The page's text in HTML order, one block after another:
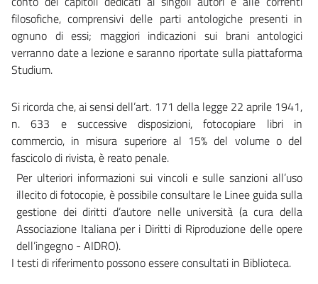
filosofiche, comprensivi delle parti antologiche presenti in
ognuno di essi; maggiori indicazioni sui brani antologici
verranno datea lezione esaranno riportate sulla piattaforma
Studium.
Si ricorda che, ai sensi dell’art. 171 della legge 22 aprile 1941,
n. 633 e successive
disposizioni, fotocopiare libri in
commercio, in misura superiore al 15% del volume o del
fascicolodi rivista, è reato penale.
Per ulteriori informazioni sui vincoli e sulle sanzioni all’uso
illecito difotocopie, è possibile consultare le Linee guida sulla
gestione dei diritti d’autore nelle università (a cura della
Associazione Italiana per i Diritti di Riproduzione delle opere
dell’ingegno - AIDRO).
I testidi riferimento possonoessereconsultati in Biblioteca.